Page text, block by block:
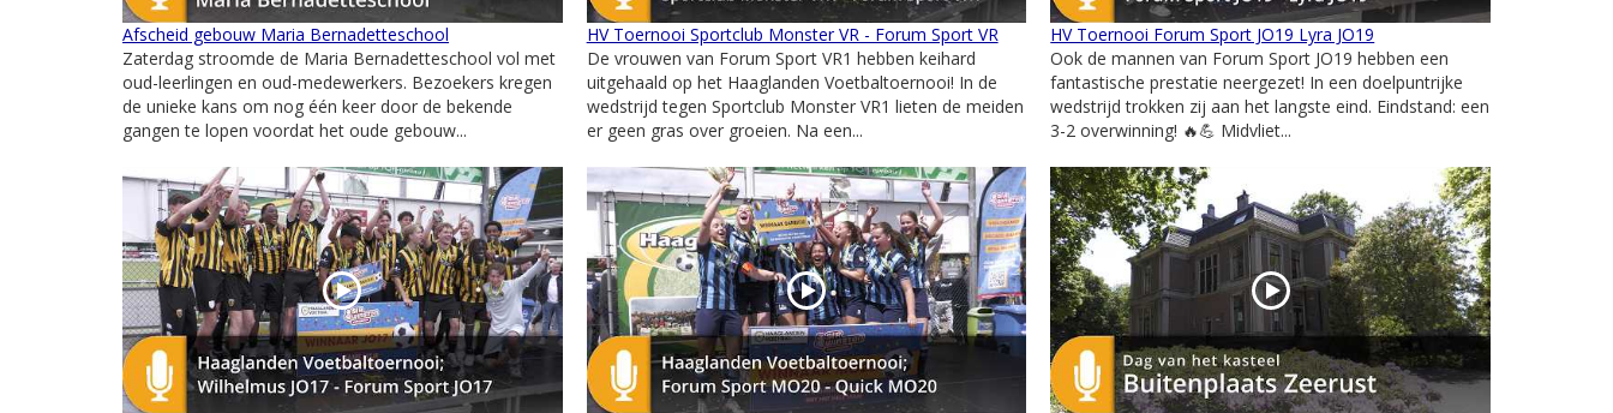
Afscheid gebouw Maria Bernadetteschool
Zaterdag stroomde de Maria Bernadetteschool vol met
oud-leerlingen en oud-medewerkers. Bezoekers kregen
de unieke kans om nog één keer door de bekende
gangen te lopen voordat het oude gebouw...
HV Toernooi Sportclub Monster VR - Forum Sport VR
De vrouwen van Forum Sport VR1 hebben keihard
uitgehaald op het Haaglanden Voetbaltoernooi! In de
wedstrijd tegen Sportclub Monster VR1 lieten de meiden
er geen gras over groeien. Na een...
HV Toernooi Forum Sport JO19 Lyra JO19
Ook de mannen van Forum Sport JO19 hebben een
fantastische prestatie neergezet! In een doelpuntrijke
wedstrijd trokken zij aan het langste eind. Eindstand: een
3-2 overwinning! 🔥💪 Midvliet...